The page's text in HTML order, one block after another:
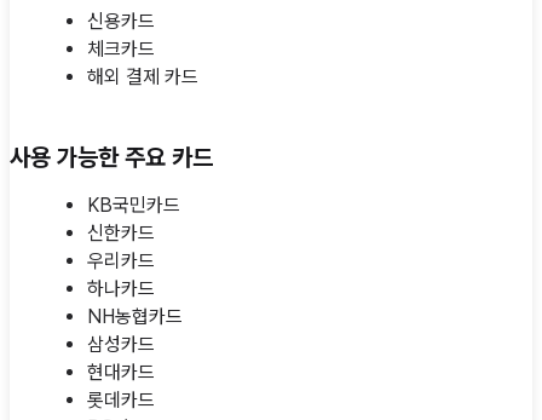
신용카드
체크카드
해외 결제 카드
사용 가능한 주요 카드
KB국민카드
신한카드
우리카드
하나카드
NH농협카드
삼성카드
현대카드
롯데카드